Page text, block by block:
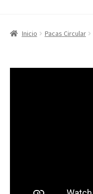
Inicio Pacas Circular